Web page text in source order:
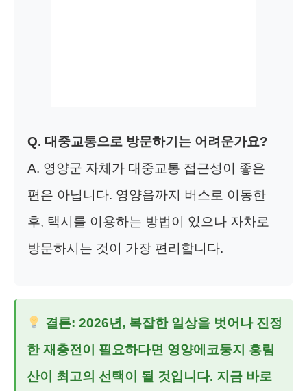
Q. 대중교통으로 방문하기는 어려운가요?
A. 영양군 자체가 대중교통 접근성이 좋은
편은 아닙니다. 영양읍까지 버스로 이동한
후, 택시를 이용하는 방법이 있으나 자차로
방문하시는 것이 가장 편리합니다.
결론: 2026년, 복잡한 일상을 벗어나 진정
한 재충전이 필요하다면 영양에코둥지 흥림
산이 최고의 선택이 될 것입니다. 지금 바로